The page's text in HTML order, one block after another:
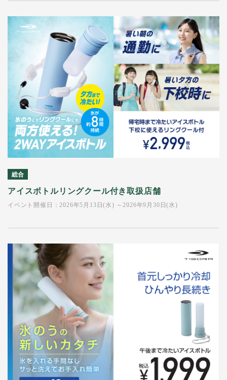
総合
アイスボトルリングクール付き取扱店舗
イベント開催日：2026年5月13日(水) ～2026年9月30日(水)